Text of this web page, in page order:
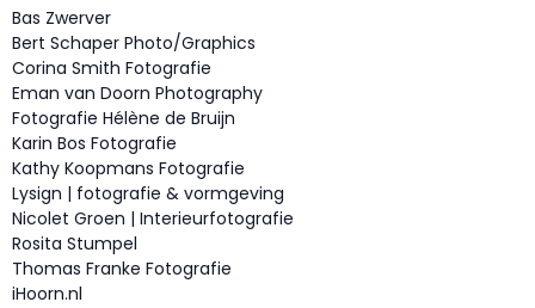
Bas Zwerver
Bert Schaper Photo/Graphics
Corina Smith Fotografie
Eman van Doorn Photography
Fotografie Hélène de Bruijn
Karin Bos Fotografie
Kathy Koopmans Fotografie
Lysign | fotografie & vormgeving
Nicolet Groen | Interieurfotografie
Rosita Stumpel
Thomas Franke Fotografie
iHoorn.nl